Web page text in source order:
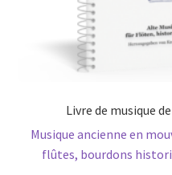
Livre de musique
Musique ancienne en
flûtes, bourdons